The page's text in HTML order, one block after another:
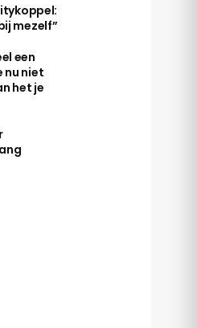
mezelf”
een
nu niet
het je